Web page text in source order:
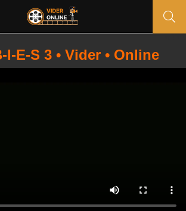
I-E-S 3 • Vider • Online